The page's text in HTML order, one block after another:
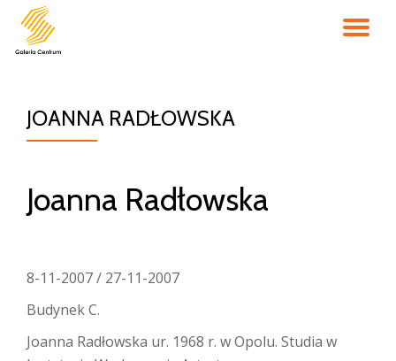
Przejdź
JOANNA RADŁOWSKA
Joanna Radłowska
8-11-2007 / 27-11-2007
Budynek C.
Joanna Radłowska ur. 1968 r. w Opolu. Studia w